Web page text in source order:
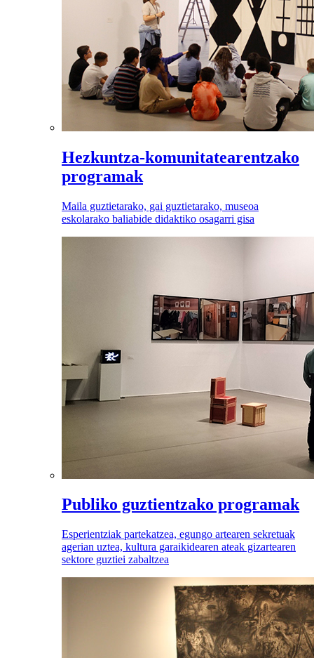
Hezkuntza-komunitatearentzako
programak
Maila guztietarako, gai guztietarako, museoa
eskolarako baliabide didaktiko osagarri gisa
Publiko guztientzako programak
Esperientziak partekatzea, egungo artearen sekretuak
agerian uztea, kultura garaikidearen ateak gizartearen
sektore guztiei zabaltzea